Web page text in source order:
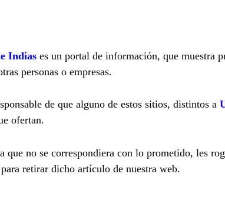
Indias es un portal de información, que muestra
personas o empresas.
de que alguno de estos sitios, distintos a
ofertan.
que no se correspondiera con lo prometido, les
retirar dicho artículo de nuestra web.